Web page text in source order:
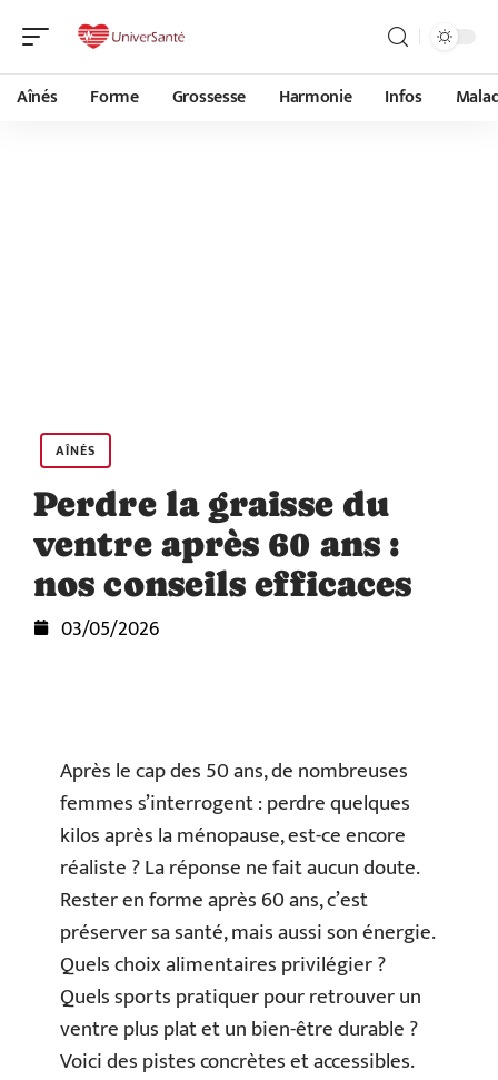
Aînés Forme Grossesse Harmonie Infos
AÎNÉS
Perdre la graisse du
ventre après 60 ans :
nos conseils efficaces
03/05/2026
Après le cap des 50 ans, de nombreuses
femmes s’interrogent : perdre quelques
kilos après la ménopause, est-ce encore
réaliste ? La réponse ne fait aucun doute.
Rester en forme après 60 ans, c’est
préserver sa santé, mais aussi son énergie.
Quels choix alimentaires privilégier ?
Quels sports pratiquer pour retrouver un
ventre plus plat et un bien-être durable ?
Voici des pistes concrètes et accessibles.